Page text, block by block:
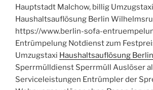
Hauptstadt Malchow, billig Umzugstaxi
Haushaltsauflösung Berlin
https://www.berlin-sofa-
Entrümpelung Notdienst zum
Umzugstaxi Haushaltsauflösung Berlin
Sperrmülldienst Sperrmüll Auslöser
Serviceleistungen Entrümpler der